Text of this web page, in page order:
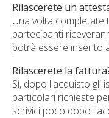
Rilascerete un
Una volta completate
partecipanti
potrà essere inserito
Rilascerete la
Sì, dopo l'acquisto gli
particolari richieste
scrivici poco dopo